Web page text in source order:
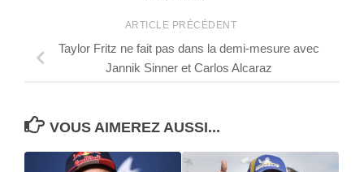
ARTICLE PRÉCÉDENT
Taylor Fritz ne fait pas dans la demi-mesure avec
Jannik Sinner et Carlos Alcaraz
VOUS AIMEREZ AUSSI...